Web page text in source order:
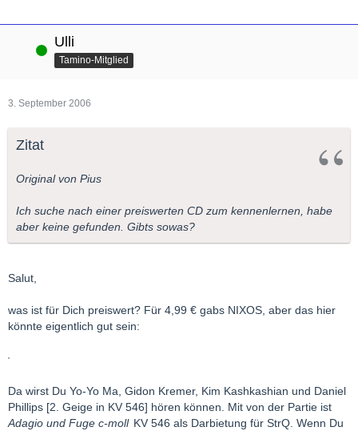
Online Ulli
Tamino-Mitglied
3. September 2006
Zitat
Original von Pius
Ich suche nach einer preiswerten CD zum kennenlernen, habe
aber keine gefunden. Gibts sowas?
Salut,
was ist für Dich preiswert? Für 4,99 € gabs NIXOS, aber das hier
könnte eigentlich gut sein:
Da wirst Du Yo-Yo Ma, Gidon Kremer, Kim Kashkashian und Daniel
Phillips [2. Geige in KV 546] hören können. Mit von der Partie ist
Adagio und Fuge c-moll KV 546 als Darbietung für StrQ. Wenn Du